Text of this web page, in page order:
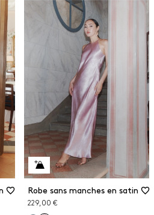
Robe sans manches en satin
229,00 €